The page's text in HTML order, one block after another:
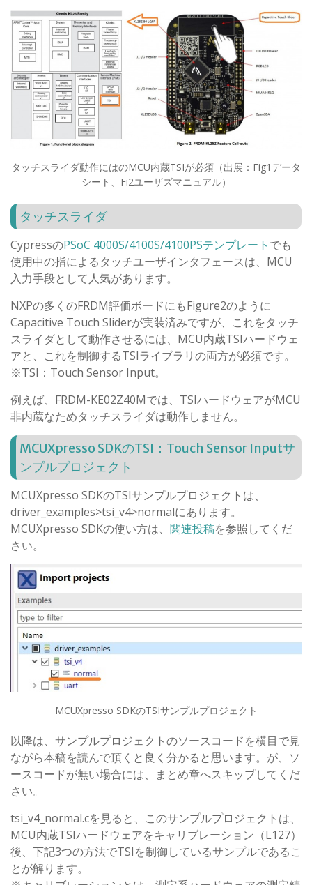
タッチスライダ動作にはのMCU内蔵TSIが必須（出展：Fig1データ
シート、Fi2ユーザズマニュアル）
タッチスライダ
CypressのPSoC 4000S/4100S/4100PSテンプレート でも
使用中の指によるタッチユーザインタフェースは、MCU
入力手段として人気があります。
NXPの多くのFRDM評価ボードにもFigure2のように
Capacitive Touch Sliderが実装済みですが、これをタッチ
スライダとして動作させるには、MCU内蔵TSIハードウェ
アと、これを制御するTSIライブラリの両方が必須です。
※TSI：Touch Sensor Input。
例えば、FRDM-KE02Z40Mでは、TSIハードウェアがMCU
非内蔵なためタッチスライダは動作しません。
MCUXpresso SDKのTSI：Touch Sensor Inputサ
ンプルプロジェクト
MCUXpresso SDKのTSIサンプルプロジェクトは、
driver_examples>tsi_v4>normalにあります。
MCUXpresso SDKの使い方は、 関連投稿を参照してくだ
さい。
MCUXpresso SDKのTSIサンプルプロジェクト
以降は、サンプルプロジェクトのソースコードを横目で見
ながら本稿を読んで頂くと良く分かると思います。が、ソ
ースコードが無い場合には、まとめ章へスキップしてくだ
さい。
tsi_v4_normal.cを見ると、このサンプルプロジェクトは、
MCU内蔵TSIハードウェアをキャリブレーション（L127）
後、下記3つの方法でTSIを制御しているサンプルであるこ
とが解ります。